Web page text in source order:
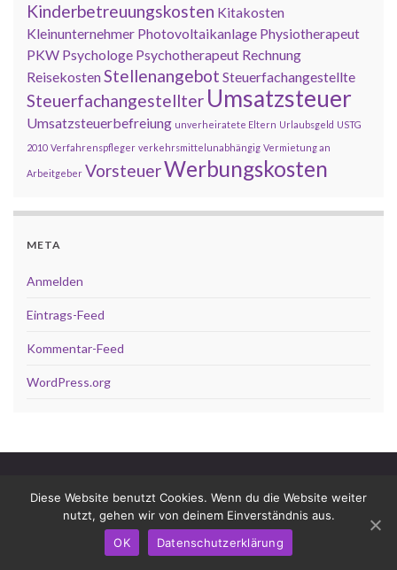
Kinderbetreuungskosten Kitakosten
Kleinunternehmer Photovoltaikanlage Physiotherapeut
PKW Psychologe Psychotherapeut Rechnung
ReisekostenStellenangebot Steuerfachangestellte
Steuerfachangestellter Umsatzsteuer
Umsatzsteuerbefreiung unverheiratete Eltern Urlaubsgeld USTG
2010 Verfahrenspfleger verkehrsmittelunabhängig Vermietung an
Arbeitgeber VorsteuerWerbungskosten
META
Anmelden
Eintrags-Feed
Kommentar-Feed
WordPress.org
Dop­pel­be­steue­rungs­ab­kom­men
© 2026 Steuerberaterin Helga Vellmann - Blog.
von Graphene Themes
Diese Website benutzt Cookies. Wenn du die Website weiter
nutzt, gehen wir von deinem Einverständnis aus.
OK
Datenschutzerklärung